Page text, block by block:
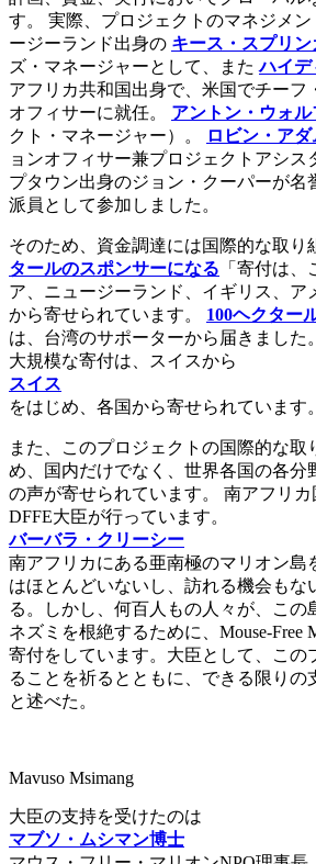
す。 実際、プロジェクトのマネジメ
ージーランド出身の キース・スプリン
ズ・マネージャーとして、またハイデ
アフリカ共和国出身で、米国でチーフ
オフィサーに就任。 アントン・ウォル
クト・マネージャー）。
ロビン・アダ
ョンオフィサー兼プロジェクトアシス
プタウン出身のジョン・クーパーが名
派員として参加しました。
そのため、資金調達には国際的な取り
タールのスポンサーになる 「寄付は
ア、ニュージーランド、イギリス、ア
から寄せられています。 100ヘクター
は、台湾のサポーターから届きました
大規模な寄付は、スイスから
スイス
をはじめ、各国から寄せられています。
また、このプロジェクトの国際的な取
め、国内だけでなく、世界各国の各分
の声が寄せられています。 南アフリカ
DFFE大臣が行っています。
バーバラ・クリーシー
南アフリカにある亜南極のマリオン島
はほとんどいないし、訪れる機会もな
る。しかし、何百人もの人々が、この
ネズミを根絶するために、Mouse-Free
寄付をしています。大臣として、この
ることを祈るとともに、できる限りの
と述べた。
Mavuso Msimang
大臣の支持を受けたのは
マブソ・ムシマン博士